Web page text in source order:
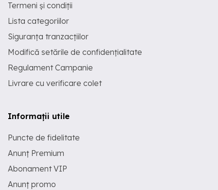
Termeni și condiții
Lista categoriilor
Siguranța tranzacțiilor
Modifică setările de confidențialitate
Regulament Campanie
Livrare cu verificare colet
Informații utile
Puncte de fidelitate
Anunț Premium
Abonament VIP
Anunț promo